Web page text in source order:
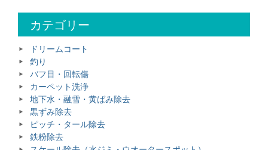
カテゴリー
ドリームコート
釣り
バフ目・回転傷
カーペット洗浄
地下水・融雪・黄ばみ除去
黒ずみ除去
ピッチ・タール除去
鉄粉除去